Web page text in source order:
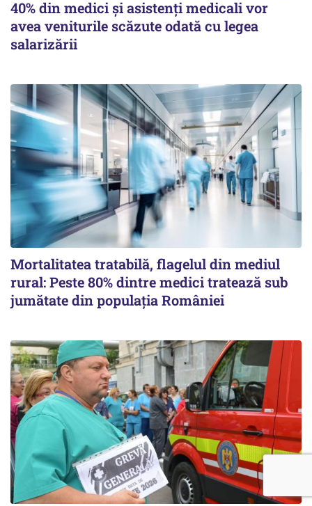
40% din medici și asistenți medicali vor
avea veniturile scăzute odată cu legea
salarizării
Mortalitatea tratabilă, flagelul din mediul
rural: Peste 80% dintre medici tratează sub
jumătate din populația României